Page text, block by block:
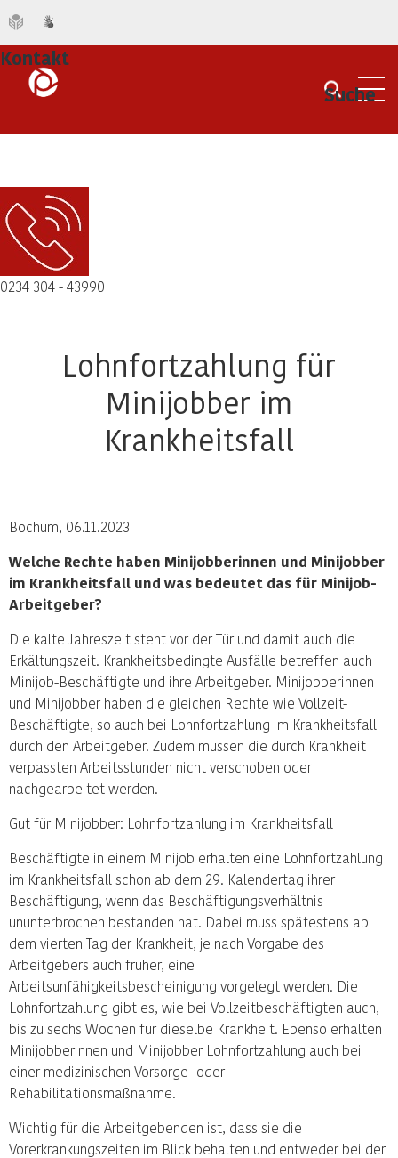
Suche
Kontakt
0234 304 - 43990
Lohnfortzahlung für
Minijobber im
Krankheitsfall
Bochum, 06.11.2023
Welche Rechte haben Minijobberinnen und Minijobber
im Krankheitsfall und was bedeutet das für Minijob-
Arbeitgeber?
Die kalte Jahreszeit steht vor der Tür und damit auch die
Erkältungszeit. Krankheitsbedingte Ausfälle betreffen auch
Minijob-Beschäftigte und ihre Arbeitgeber. Minijobberinnen
und Minijobber haben die gleichen Rechte wie Vollzeit-
Beschäftigte, so auch bei Lohnfortzahlung im Krankheitsfall
durch den Arbeitgeber. Zudem müssen die durch Krankheit
verpassten Arbeitsstunden nicht verschoben oder
nachgearbeitet werden.
Gut für Minijobber: Lohnfortzahlung im Krankheitsfall
Beschäftigte in einem Minijob erhalten eine Lohnfortzahlung
im Krankheitsfall schon ab dem 29. Kalendertag ihrer
Beschäftigung, wenn das Beschäftigungsverhältnis
ununterbrochen bestanden hat. Dabei muss spätestens ab
dem vierten Tag der Krankheit, je nach Vorgabe des
Arbeitgebers auch früher, eine
Arbeitsunfähigkeitsbescheinigung vorgelegt werden. Die
Lohnfortzahlung gibt es, wie bei Vollzeitbeschäftigten auch,
bis zu sechs Wochen für dieselbe Krankheit. Ebenso erhalten
Minijobberinnen und Minijobber Lohnfortzahlung auch bei
einer medizinischen Vorsorge- oder
Rehabilitationsmaßnahme.
Wichtig für die Arbeitgebenden ist, dass sie die
Vorerkrankungszeiten im Blick behalten und entweder bei der